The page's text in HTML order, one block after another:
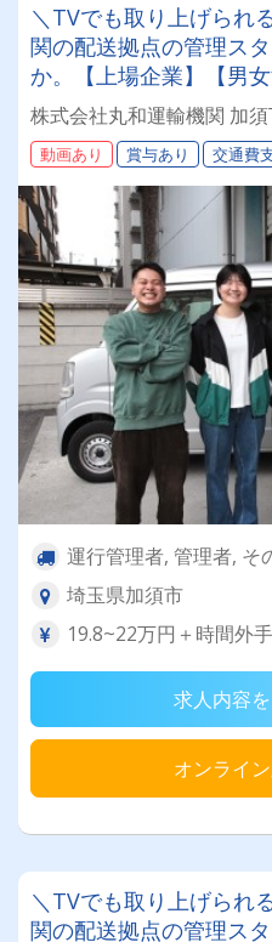
＼TVでも取り上げられ
関の配送拠点の管理ス
か。【上場企業】【男
遇面充実】安定した環
2回》《退職金あり》《
株式会社丸和運輸機関 加
動画あり 賞与あり 交通費
運行管理者, 管理者, そ
埼玉県加須市
19.8~22万円＋時間外
求人内容
オンライ
＼TVでも取り上げられ
関の配送拠点の管理ス